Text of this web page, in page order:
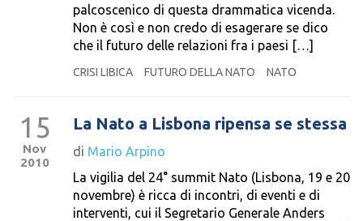
palcoscenico di questa drammatica vicenda.
Non è così e non credo di esagerare se dico
che il futuro delle relazioni fra i paesi […]
CRISI LIBICA FUTURO DELLA NATO NATO
15
Nov
2010
La Nato a Lisbona ripensa se stessa
di Mario Arpino
La vigilia del 24° summit Nato (Lisbona, 19 e 20
novembre) è ricca di incontri, di eventi e di
interventi, cui il Segretario Generale Anders